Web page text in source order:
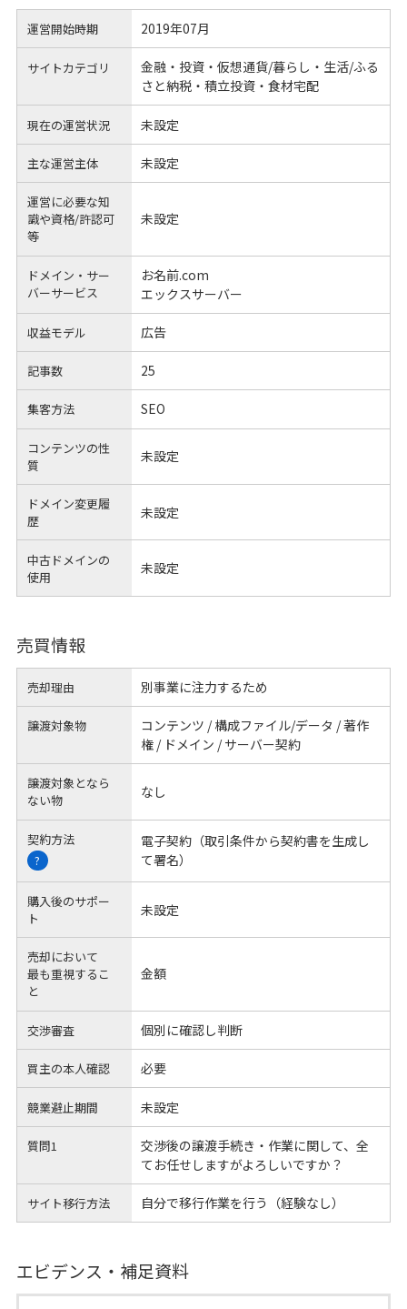
運営開始時期 2019年07月
サイトカテゴリ
金融・投資・仮想通貨/暮らし・生活/ふる
さと納税・積立投資・食材宅配
現在の運営状況 未設定
主な運営主体 未設定
運営に必要な知
識や資格/許認可
等
未設定
ドメイン・サー
バーサービス
お名前.com
エックスサーバー
収益モデル 広告
記事数 25
集客方法 SEO
コンテンツの性
質
未設定
ドメイン変更履
歴
未設定
中古ドメインの
使用
未設定
売買情報
売却理由 別事業に注力するため
譲渡対象物
コンテンツ / 構成ファイル/データ / 著作
権 / ドメイン / サーバー契約
譲渡対象となら
ない物
なし
契約方法
?
電子契約（取引条件から契約書を生成し
て署名）
購入後のサポー
ト
未設定
売却において
最も重視するこ
と
金額
交渉審査 個別に確認し判断
買主の本人確認 必要
競業避止期間 未設定
質問1
交渉後の譲渡手続き・作業に関して、全
てお任せしますがよろしいですか？
サイト移行方法 自分で移行作業を行う（経験なし）
エビデンス・補足資料